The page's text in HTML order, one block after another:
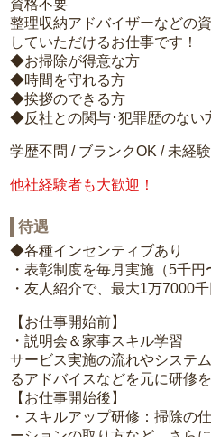
資格不要
整理収納アドバイザーなどの
していただけるお仕事です！
◆お掃除が得意な方
◆時間を守れる方
◆挨拶のできる方
◆反社との関与･犯罪歴のない
学歴不問 / ブランクOK / 未経
他社経験者も大歓迎！
待遇
◆各種インセンティブあり
・表彰制度を毎月実施（5千円
・友人紹介で、最大1万7000
【お仕事開始前】
・説明会＆家事スキル学習
サービス実施の流れやシステ
るアドバイスなどを元に研修を
【お仕事開始後】
・スキルアップ研修：掃除の